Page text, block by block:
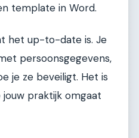
template in Word.
het up-to-date is. Je
persoonsgegevens,
je ze beveiligt. Het is
praktijk omgaat